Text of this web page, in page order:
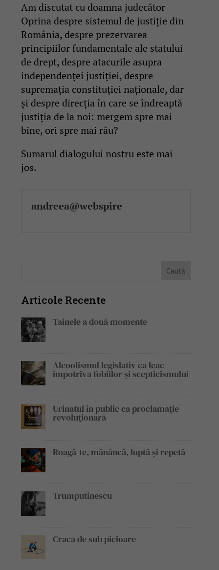
Am discutat cu doamna judecător
Oprina despre sistemul de justiție din
România, despre prezervarea
principiilor fundamentale ale statului
de drept, despre atacurile asupra
independenței justiției, despre
supremația constituției naționale, dar
și despre direcția în care se îndreaptă
justiția de la noi: mergem spre mai
bine, ori spre mai rău?
Sumarul dialogului nostru este mai
jos.
andreea@webspire
Articole Recente
Tainele a două momente
Alcoolismul legislativ ca leac
împotriva fobiilor și scepticismului
Urinatul în public ca proclamație
revoluționară
Roagă-te, mănâncă, luptă și repetă
Trumputinescu
Craca de sub picioare